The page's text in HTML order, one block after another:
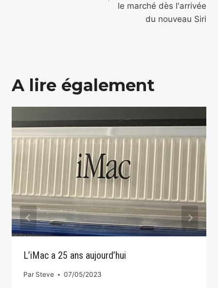
le marché dès l'arrivée
du nouveau Siri
A lire également
L’iMac a 25 ans aujourd’hui
Par Steve 07/05/2023